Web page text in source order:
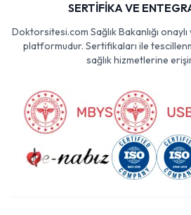
SERTİFİKA VE
Doktorsitesi.com Sağlık Bakanlığı
platformudur. Sertifikaları ile
sağlık hizmetlerine